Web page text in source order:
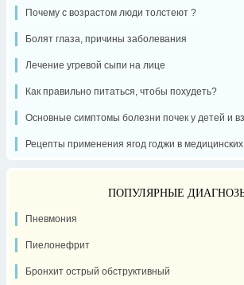
Почему с возрастом люди толстеют ?
Болят глаза, причины заболевания
Лечение угревой сыпи на лице
Как правильно питаться, чтобы похудеть?
Основные симптомы болезни почек у детей и
Рецепты применения ягод годжи в
ПОПУЛЯРНЫЕ
Пневмония
Пиелонефрит
Бронхит острый обструктивный